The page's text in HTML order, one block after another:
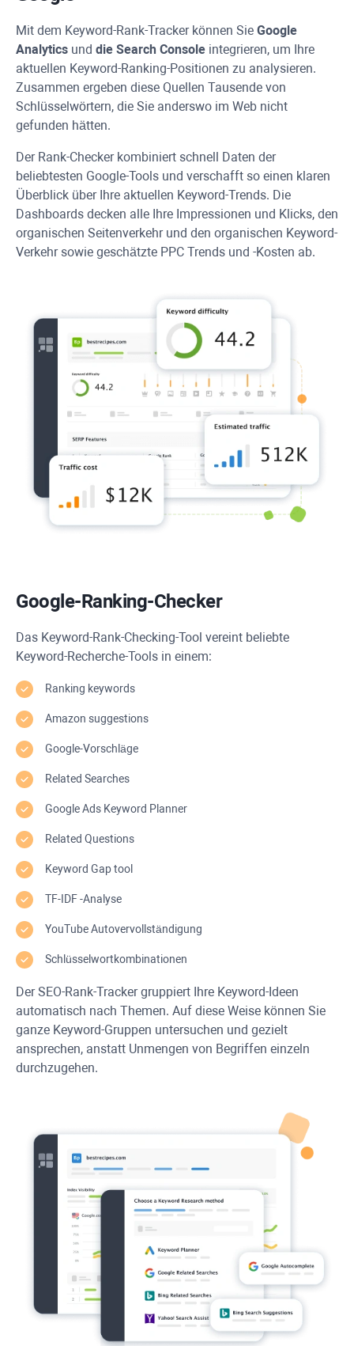
Mit dem Keyword-Rank-Tracker können Sie Google
Analytics und die Search Console integrieren, um Ihre
aktuellen Keyword-Ranking-Positionen zu analysieren.
Zusammen ergeben diese Quellen Tausende von
Schlüsselwörtern, die Sie anderswo im Web nicht
gefunden hätten.
Der Rank-Checker kombiniert schnell Daten der
beliebtesten Google-Tools und verschafft so einen klaren
Überblick über Ihre aktuellen Keyword-Trends. Die
Dashboards decken alle Ihre Impressionen und Klicks, den
organischen Seitenverkehr und den organischen Keyword-
Verkehr sowie geschätzte PPC Trends und -Kosten ab.
Google-Ranking-Checker
Das Keyword-Rank-Checking-Tool vereint beliebte
Keyword-Recherche-Tools in einem:
Ranking keywords
Amazon suggestions
Google-Vorschläge
Related Searches
Google Ads Keyword Planner
Related Questions
Keyword Gaptool
TF-IDF-Analyse
YouTubeAutovervollständigung
Schlüsselwortkombinationen
Der SEO-Rank-Tracker gruppiert Ihre Keyword-Ideen
automatisch nach Themen. Auf diese Weise können Sie
ganze Keyword-Gruppen untersuchen und gezielt
ansprechen, anstatt Unmengen von Begriffen einzeln
durchzugehen.